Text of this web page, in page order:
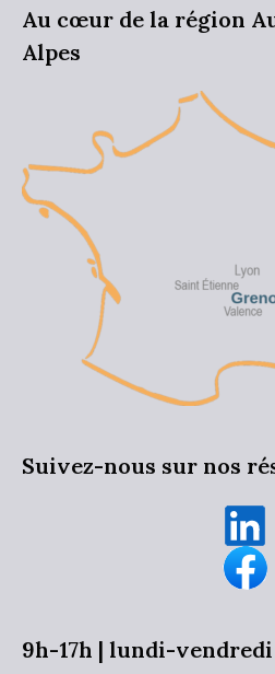
Au cœur de la région
Alpes
Suivez-nous sur nos
9h-17h | lundi-vendredi